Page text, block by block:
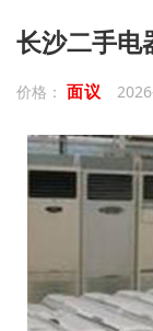
长沙二手电
价格： 面议